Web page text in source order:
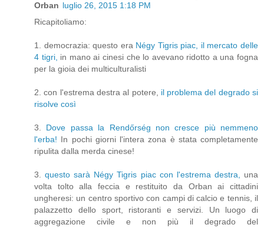
Orban luglio 26, 2015 1:18 PM
Ricapitoliamo:
1. democrazia: questo era Négy Tigris piac, il mercato delle
4 tigri, in mano ai cinesi che lo avevano ridotto a una fogna
per la gioia dei multiculturalisti
2. con l'estrema destra al potere, il problema del degrado si
risolve così
3. Dove passa la Rendőrség non cresce più nemmeno
l'erba! In pochi giorni l'intera zona è stata completamente
ripulita dalla merda cinese!
3.questo sarà Négy Tigris piac con l'estrema destra, una
volta tolto alla feccia e restituito da Orban ai cittadini
ungheresi: un centro sportivo con campi di calcio e tennis, il
palazzetto dello sport, ristoranti e servizi. Un luogo di
aggregazione civile e non più il degrado del